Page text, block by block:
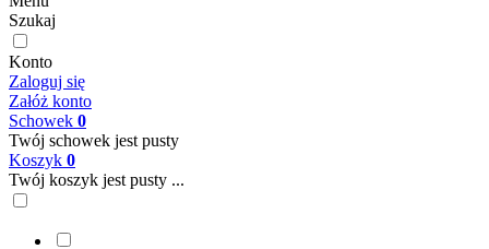
Szukaj
Konto
Zaloguj się
Załóż konto
Schowek 0
Twój schowek jest pusty
Koszyk 0
Twój koszyk jest pusty ...